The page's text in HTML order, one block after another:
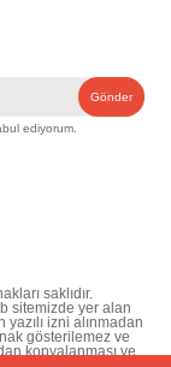
Gönder
ediyorum.
saklıdır.
sitemizde yer alan
yazılı izni alınmadan
gösterilemez ve
kopyalanması ve